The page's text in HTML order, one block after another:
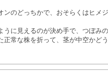
のどっちかで、おそらくはヒメジ
に見えるのが決め手で、つぼみ
常な株を折って、茎が中空かど